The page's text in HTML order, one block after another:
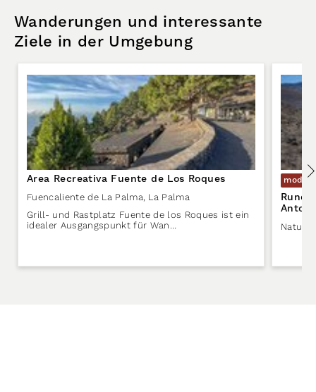
Wanderungen und interessante
Ziele in der Umgebung
Area Recreativa Fuente de Los Roques
Fuencaliente de La Palma, La Palma
Grill- und Rastplatz Fuente de los Roques ist ein
idealer Ausgangspunkt für Wan…